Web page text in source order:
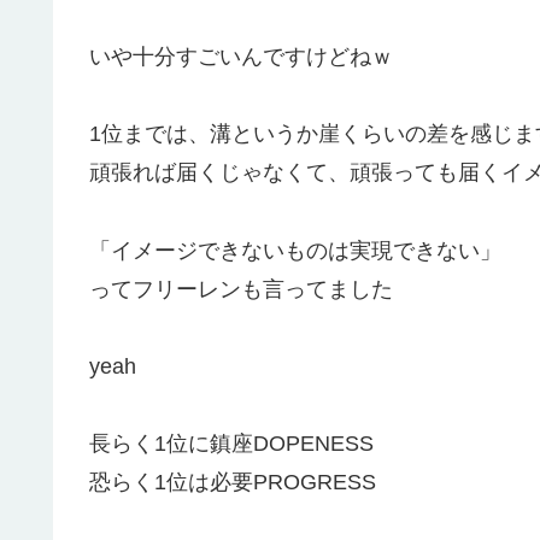
いや十分すごいんですけどねｗ
1位までは、溝というか崖くらいの差を感じま
頑張れば届くじゃなくて、頑張っても届くイ
「イメージできないものは実現できない」
ってフリーレンも言ってました
yeah
長らく1位に鎮座DOPENESS
恐らく1位は必要PROGRESS